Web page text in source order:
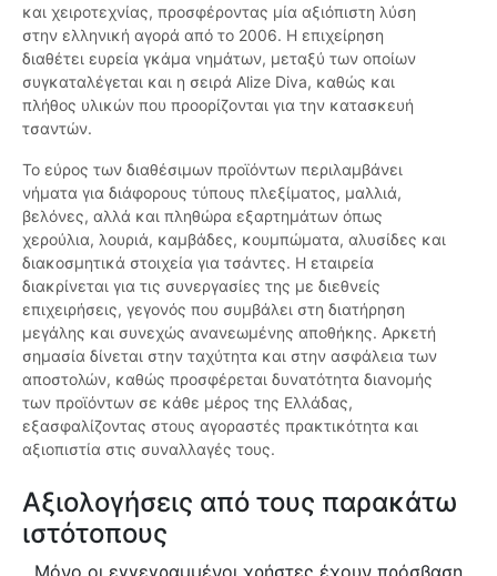
και χειροτεχνίας, προσφέροντας μία αξιόπιστη λύση
στην ελληνική αγορά από το 2006. Η επιχείρηση
διαθέτει ευρεία γκάμα νημάτων, μεταξύ των οποίων
συγκαταλέγεται και η σειρά Alize Diva, καθώς και
πλήθος υλικών που προορίζονται για την κατασκευή
τσαντών.
Το εύρος των διαθέσιμων προϊόντων περιλαμβάνει
νήματα για διάφορους τύπους πλεξίματος, μαλλιά,
βελόνες, αλλά και πληθώρα εξαρτημάτων όπως
χερούλια, λουριά, καμβάδες, κουμπώματα, αλυσίδες και
διακοσμητικά στοιχεία για τσάντες. Η εταιρεία
διακρίνεται για τις συνεργασίες της με διεθνείς
επιχειρήσεις, γεγονός που συμβάλει στη διατήρηση
μεγάλης και συνεχώς ανανεωμένης αποθήκης. Αρκετή
σημασία δίνεται στην ταχύτητα και στην ασφάλεια των
αποστολών, καθώς προσφέρεται δυνατότητα διανομής
των προϊόντων σε κάθε μέρος της Ελλάδας,
εξασφαλίζοντας στους αγοραστές πρακτικότητα και
αξιοπιστία στις συναλλαγές τους.
Αξιολογήσεις από τους παρακάτω
ιστότοπους